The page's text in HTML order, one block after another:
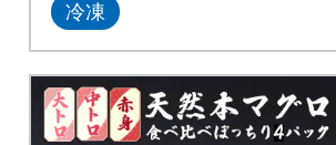
イクラやホタテ、旬な魚を乗
いただけます。赤身と大トロ
のいいとこどりをした中トロ
をぜひご堪能ください。
冷凍